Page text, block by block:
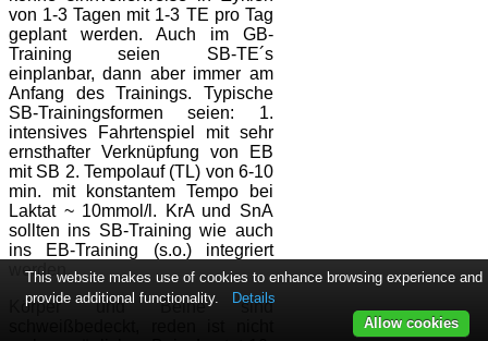
von 1-3 Tagen mit 1-3 TE pro Tag
geplant werden. Auch im GB-
Training seien SB-TE´s
einplanbar, dann aber immer am
Anfang des Trainings. Typische
SB-Trainingsformen seien: 1.
intensives Fahrtenspiel mit sehr
ernsthafter Verknüpfung von EB
mit SB 2. Tempolauf (TL) von 6-10
min. mit konstantem Tempo bei
Laktat ~ 10mmol/l. KrA und SnA
sollten ins SB-Training wie auch
ins EB-Training (s.o.) integriert
werden.
Körper und Beine sind
This website makes use of cookies to enhance browsing experience and
provide additional functionality.
Details
Allow cookies